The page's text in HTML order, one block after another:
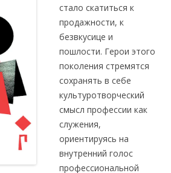
стало скатиться к
продажности, к
безвкусице и
пошлости. Герои этого
поколения стремятся
сохранять в себе
культуротворческий
смысл профессии как
служения,
ориентируясь на
внутренний голос
профессиональной